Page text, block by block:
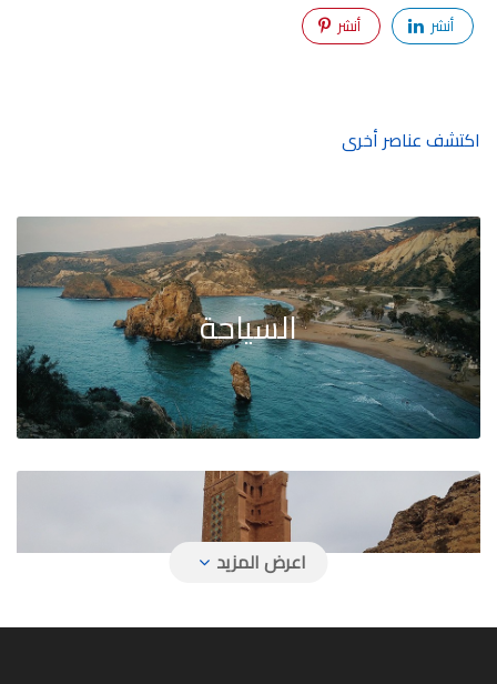
أنشر
أنشر
اكتشف عناصر أخرى
السياحة
المعالم السياحية والأثرية